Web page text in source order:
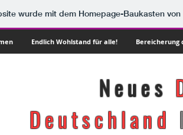
wurde mit dem Homepage-Baukasten von
Endlich Wohlstand für alle! Bereicherung
Neues
Deutschland